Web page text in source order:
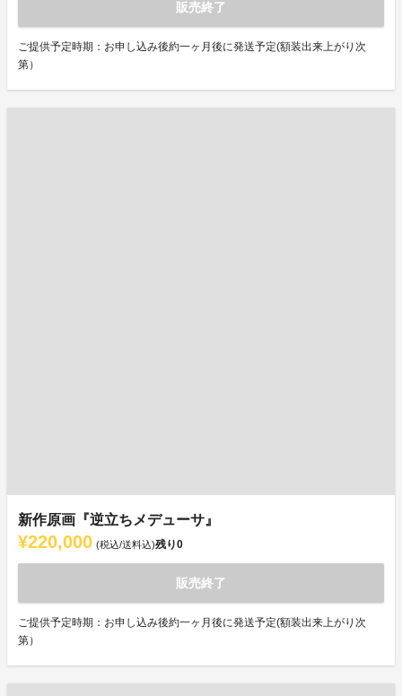
販売終了
ご提供予定時期：お申し込み後約一ヶ月後に発送予定(額装出来上がり次
第）
新作原画『逆立ちメデューサ』
¥220,000 (税込/送料込)残り0
販売終了
ご提供予定時期：お申し込み後約一ヶ月後に発送予定(額装出来上がり次
第）